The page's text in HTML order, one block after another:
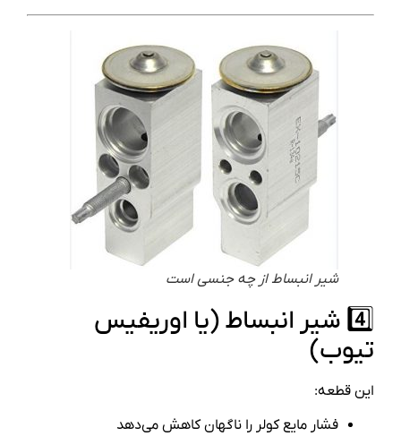
شیر انبساط از چه جنسی است
4️⃣ شیر انبساط (یا اوریفیس
تیوب)
این قطعه:
فشار مایع کولر را ناگهان کاهش می‌دهد